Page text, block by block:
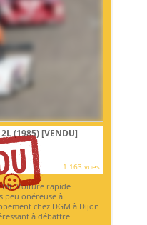
(1985)[VENDU]
1 163 vues
Voiture rapide
peu onéreuse à
chez DGM à Dijon
à débattre